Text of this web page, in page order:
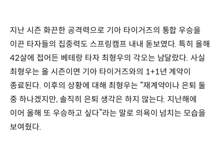
지난 시즌 화끈한 공격력으로 기아 타이거즈의 통합 우승을
이끈 타자들의 집중력도 스프링캠프 내내 돋보였다. 특히 올해
42살에 접어든 베테랑 타자 최형우의 각오는 남달랐다. 사실
최형우는 올 시즌이면 기아 타이거즈와의 1+1년 계약이
종료된다. 이후의 상황에 대해 최형우는 “재계약이나 은퇴 둘
중 하나겠지만, 솔직히 은퇴 생각은 하지 않는다. 지난해에
이어 올해 또 우승하고 싶다”라는 말로 의욕이 넘치는 모습을
보여줬다.